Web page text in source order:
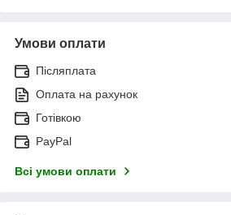
Умови оплати
Післяплата
Оплата на рахунок
Готівкою
PayPal
Всі умови оплати